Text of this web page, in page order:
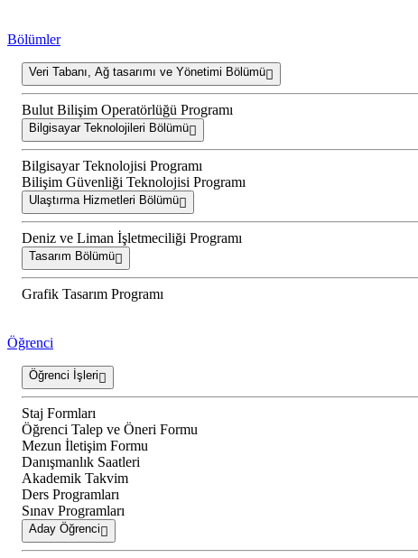
Bölümler
Veri Tabanı, Ağ tasarımı ve Yönetimi Bölümü
Bulut Bilişim Operatörlüğü Programı
Bilgisayar Teknolojileri Bölümü
Bilgisayar Teknolojisi Programı
Bilişim Güvenliği Teknolojisi Programı
Ulaştırma Hizmetleri Bölümü
Deniz ve Liman İşletmeciliği Programı
Tasarım Bölümü
Grafik Tasarım Programı
Öğrenci
Öğrenci İşleri
Staj Formları
Öğrenci Talep ve Öneri Formu
Mezun İletişim Formu
Danışmanlık Saatleri
Akademik Takvim
Ders Programları
Sınav Programları
Aday Öğrenci